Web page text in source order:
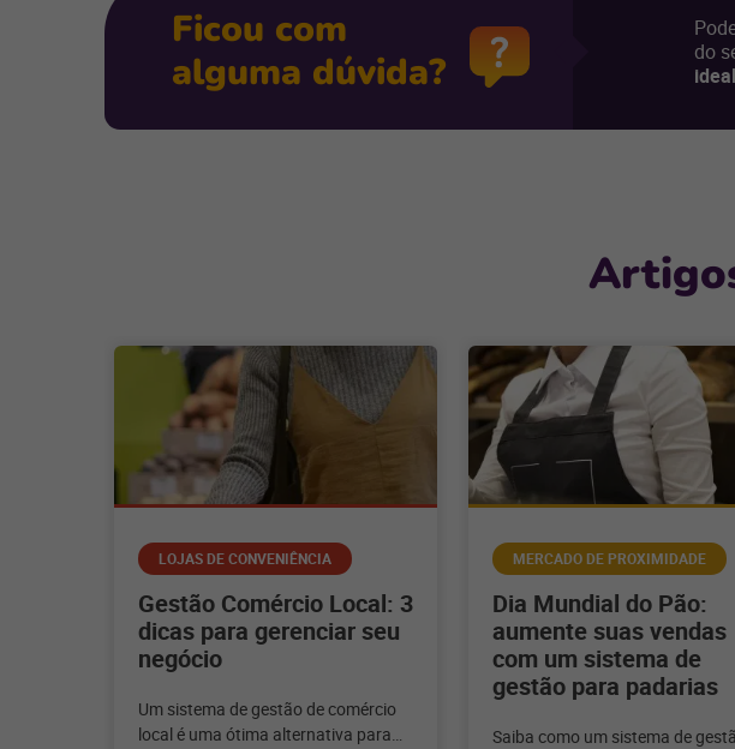
Ficou com
alguma dúvida?
do
ideal
LOJAS DE CONVENIÊNCIA
Gestão Comércio Local: 3
dicas para gerenciar seu
negócio
Um sistema de gestão de comércio
local é uma ótima alternativa para
MERCADO DE PROXIMIDADE
Dia Mundial do Pão:
aumente suas vendas
com um sistema de
gestão para padarias
Saiba como um sistema de